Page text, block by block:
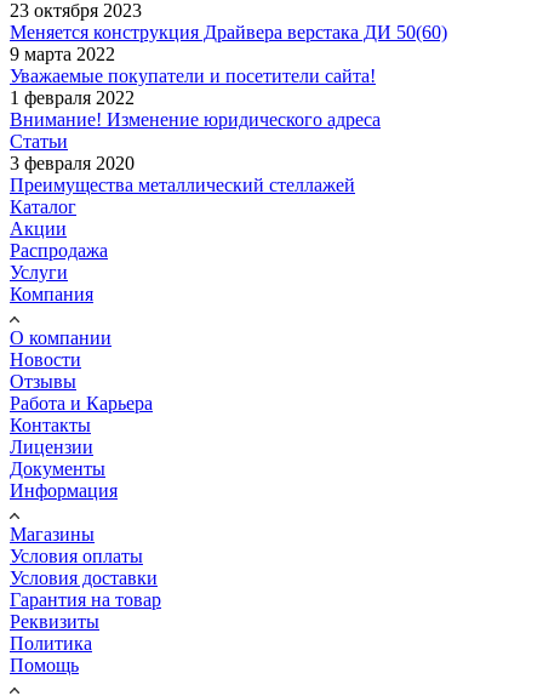
23 октября 2023
Меняется конструкция Драйвера верстака ДИ 50(60)
9 марта 2022
Уважаемые покупатели и посетители сайта!
1 февраля 2022
Внимание! Изменение юридического адреса
Статьи
3 февраля 2020
Преимущества металлический стеллажей
Каталог
Акции
Распродажа
Услуги
Компания
О компании
Новости
Отзывы
Работа и Карьера
Контакты
Лицензии
Документы
Информация
Магазины
Условия оплаты
Условия доставки
Гарантия на товар
Реквизиты
Политика
Помощь